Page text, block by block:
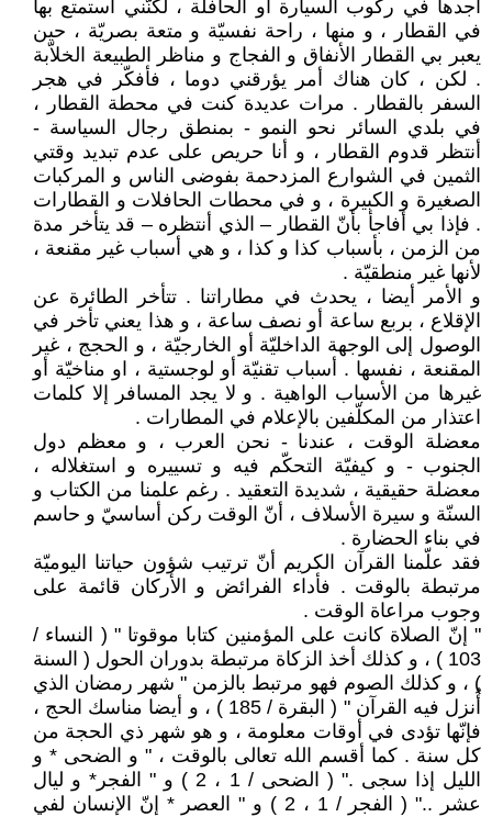
أجدها في ركوب السيارة أو الحافلة ، لكنّني أستمتع بها
في القطار ، و منها ، راحة نفسيّة و متعة بصريّة ، حين
يعبر بي القطار الأنفاق و الفجاج و مناظر الطبيعة الخلاّبة
. لكن ، كان هناك أمر يؤرقني دوما ، فأفكّر في هجر
السفر بالقطار . مرات عديدة كنت في محطة القطار ،
في بلدي السائر نحو النمو - بمنطق رجال السياسة -
أنتظر قدوم القطار ، و أنا حريص على عدم تبديد وقتي
الثمين في الشوارع المزدحمة بفوضى الناس و المركبات
الصغيرة و الكبيرة ، و في محطات الحافلات و القطارات
. فإذا بي أفاجأ بأنّ القطار – الذي أنتظره – قد يتأخر مدة
من الزمن ، بأسباب كذا و كذا ، و هي أسباب غير مقنعة ،
لأنها غير منطقيّة .
و الأمر أيضا ، يحدث في مطاراتنا . تتأخر الطائرة عن
الإقلاع ، بربع ساعة أو نصف ساعة ، و هذا يعني تأخر في
الوصول إلى الوجهة الداخليّة أو الخارجيّة ، و الحجج ، غير
المقنعة ، نفسها . أسباب تقنيّة أو لوجستية ، او مناخيّة أو
غيرها من الأسباب الواهية . و لا يجد المسافر إلا كلمات
اعتذار من المكلّفين بالإعلام في المطارات .
معضلة الوقت ، عندنا - نحن العرب ، و معظم دول
الجنوب - و كيفيّة التحكّم فيه و تسييره و استغلاله ،
معضلة حقيقية ، شديدة التعقيد . رغم علمنا من الكتاب و
السنّة و سيرة الأسلاف ، أنّ الوقت ركن أساسيّ و حاسم
في بناء الحضارة .
فقد علّمنا القرآن الكريم أنّ ترتيب شؤون حياتنا اليوميّة
مرتبطة بالوقت . فأداء الفرائض و الأركان قائمة على
وجوب مراعاة الوقت .
" إنّ الصلاة كانت على المؤمنين كتابا موقوتا " ( النساء /
103 ) ، و كذلك أخذ الزكاة مرتبطة بدوران الحول ( السنة
) ، و كذلك الصوم فهو مرتبط بالزمن " شهر رمضان الذي
أُنزل فيه القرآن " ( البقرة / 185 ) ، و أيضا مناسك الحج ،
فإنّها تؤدى في أوقات معلومة ، و هو شهر ذي الحجة من
كل سنة . كما أقسم الله تعالى بالوقت ، " و الضحى * و
الليل إذا سجى ." ( الضحى / 1 ، 2 ) و " الفجر* و ليال
عشر .." ( الفجر / 1 ، 2 ) و " العصر * إنّ الإنسان لفي